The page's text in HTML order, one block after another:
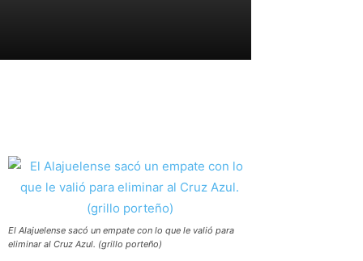
El Alajuelense sacó un empate con lo que le valió para
eliminar al Cruz Azul. (grillo porteño)